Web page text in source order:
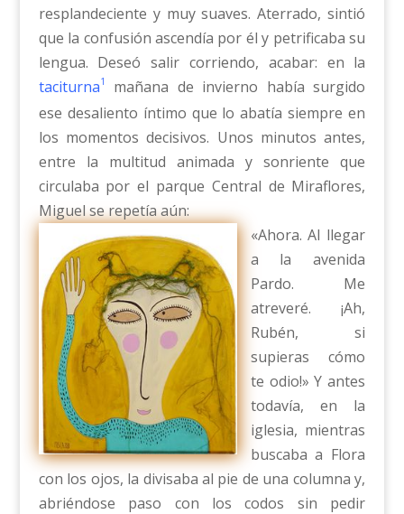
resplandeciente y muy suaves. Aterrado, sintió
que la confusión ascendía por él y petrificaba su
lengua. Deseó salir corriendo, acabar: en la
taciturna1
mañana de invierno había surgido
ese desaliento íntimo que lo abatía siempre en
los momentos decisivos. Unos minutos antes,
entre la multitud animada y sonriente que
circulaba por el parque Central de Miraflores,
Miguel se repetía aún:
«Ahora. Al llegar
a la avenida
Pardo. Me
atreveré. ¡Ah,
Rubén, si
supieras cómo
te odio!» Y antes
todavía, en la
iglesia, mientras
buscaba a Flora
con los ojos, la divisaba al pie de una columna y,
abriéndose paso con los codos sin pedir